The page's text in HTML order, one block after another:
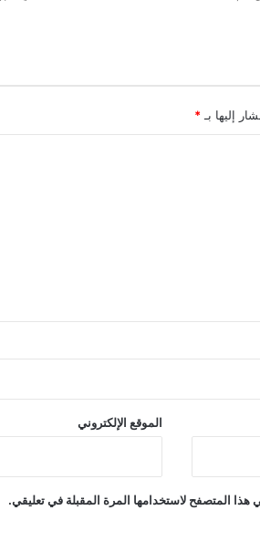
إليها بـ *
الموقع الإلكتروني
هذا المتصفح لاستخدامها المرة المقبلة في تعليقي.